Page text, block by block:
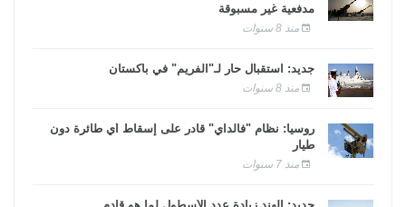
مدفعية غير مسبوقة
منذ 8 سنوات
جديد: استقبال حار لـ"الفريم" في باكستان
منذ 8 سنوات
روسيا: نظام "فالداي" قادر على إسقاط أي طائرة دون
طيار
منذ 7 سنوات